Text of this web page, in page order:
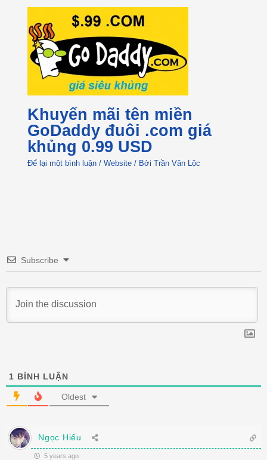
Khuyến mãi tên miền
GoDaddy đuôi .com giá
khủng 0.99 USD
Để lại một bình luận /Website / BởiTrần Văn Lộc
Subscribe
1 BÌNH LUẬN
Oldest
Ngọc Hiếu
5 years ago